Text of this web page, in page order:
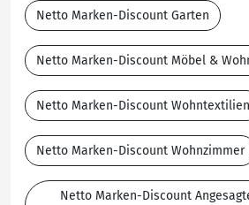
Netto Marken-Discount Garten
Netto Marken-Discount Möbel &
Netto Marken-Discount Wohntextilien
Netto Marken-Discount Wohnzimmer
Netto Marken-Discount